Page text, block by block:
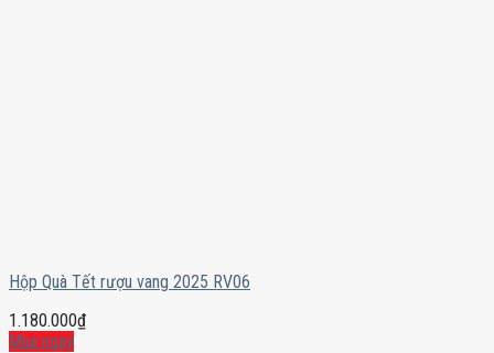
Hộp Quà Tết rượu vang 2025 RV06
1.180.000₫
Mua ngay